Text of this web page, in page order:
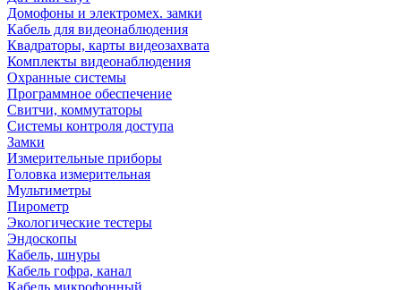
Домофоны и электромех. замки
Кабель для видеонаблюдения
Квадраторы, карты видеозахвата
Комплекты видеонаблюдения
Охранные системы
Программное обеспечение
Свитчи, коммутаторы
Системы контроля доступа
Замки
Измерительные приборы
Головка измерительная
Мультиметры
Пирометр
Экологические тестеры
Эндоскопы
Кабель, шнуры
Кабель гофра, канал
Кабель микрофонный